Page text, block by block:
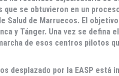
que se obtuvieron en un
Salud de Marruecos. El
y Tánger. Una vez se defina
de esos centros pilotos
desplazado por la EASP